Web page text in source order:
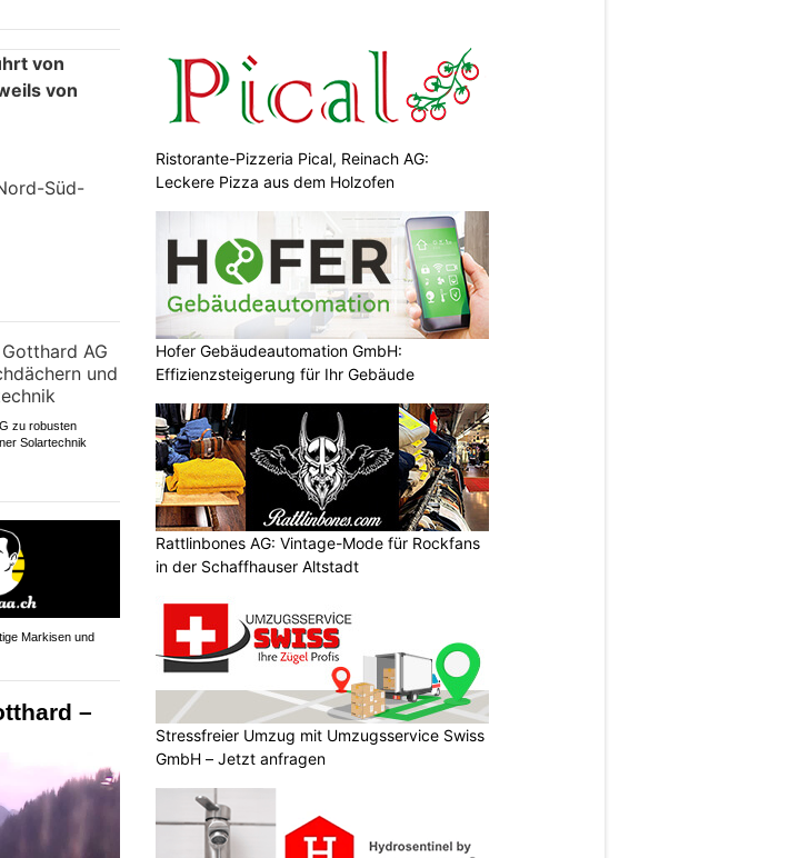
von
von
Süd-
zu robusten
Solartechnik
Markisen und
–
Ristorante-Pizzeria Pical, Reinach AG:
Leckere Pizza aus dem Holzofen
Hofer Gebäudeautomation GmbH:
Effizienzsteigerung für Ihr Gebäude
Rattlinbones AG: Vintage-Mode für Rockfans
in der Schaffhauser Altstadt
Stressfreier Umzug mit Umzugsservice Swiss
GmbH – Jetzt anfragen